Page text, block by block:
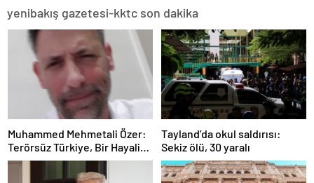
yenibakış gazetesi-kktc son dakika
Muhammed Mehmetali Özer:
Terörsüz Türkiye, Bir Hayalin
Değil, Bir Zorunluluğun Adı
Tayland’da okul saldırısı:
Sekiz ölü, 30 yaralı